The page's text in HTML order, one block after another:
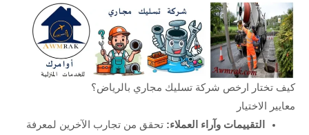
كيف تختار ارخص شركة تسليك مجاري بالرياض؟
معايير الاختيار
التقييمات وآراء العملاء: تحقق من تجارب الآخرين لمعرفة